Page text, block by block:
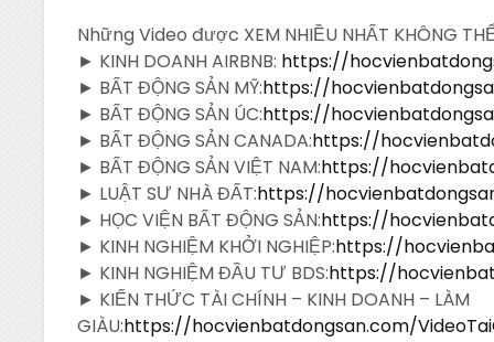
Những Video được XEM NHIỀU NHẤT KHÔNG
► KINH DOANH AIRBNB: https://
► BẤT ĐỘNG SẢN MỸ:https://
► BẤT ĐỘNG SẢN ÚC:https://
► BẤT ĐỘNG SẢN CANADA:https://
► BẤT ĐỘNG SẢN VIỆT NAM:https://
► LUẬT SƯ NHÀ ĐẤT:https://
► HỌC VIỆN BẤT ĐỘNG SẢN:https://
► KINH NGHIỆM KHỞI NGHIỆP:https://
► KINH NGHIỆM ĐẦU TƯ BDS:https://
► KIẾN THỨC TÀI CHÍNH – KINH DOANH – LÀM
GIÀU:https://hocvienbatdongsan.com/